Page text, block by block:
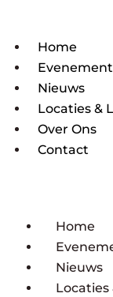
Home
Nieuws
Locaties &
Over Ons
Contact
Home
Nieuws
Locaties